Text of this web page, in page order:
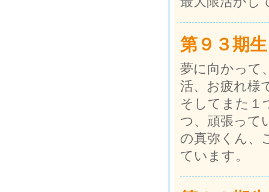
第９３期生
夢に向かって
活、お疲れ様
そしてまた１
つ、頑張って
の真弥くん、
ています。